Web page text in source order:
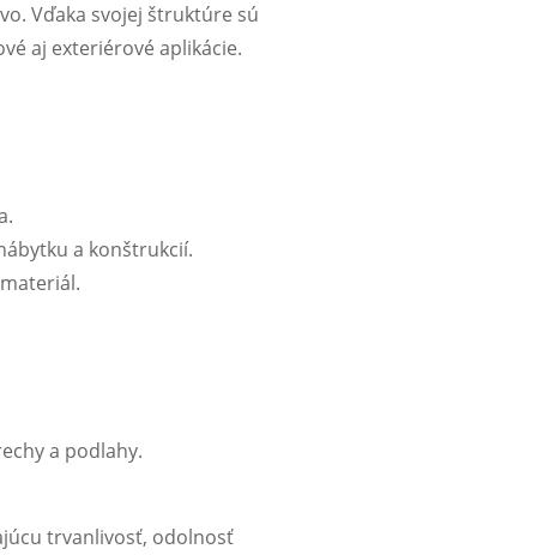
Vďaka svojej štruktúre sú
aj exteriérové aplikácie.
a konštrukcií.
a podlahy.
trvanlivosť, odolnosť